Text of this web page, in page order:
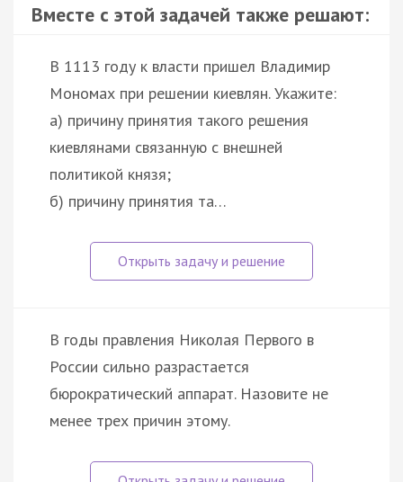
Вместе с этой задачей также решают:
В 1113 году к власти пришел Владимир
Мономах при решении киевлян. Укажите:
а) причину принятия такого решения
киевлянами связанную с внешней
политикой князя;
б) причину принятия та…
В годы правления Николая Первого в
России сильно разрастается
бюрократический аппарат. Назовите не
менее трех причин этому.